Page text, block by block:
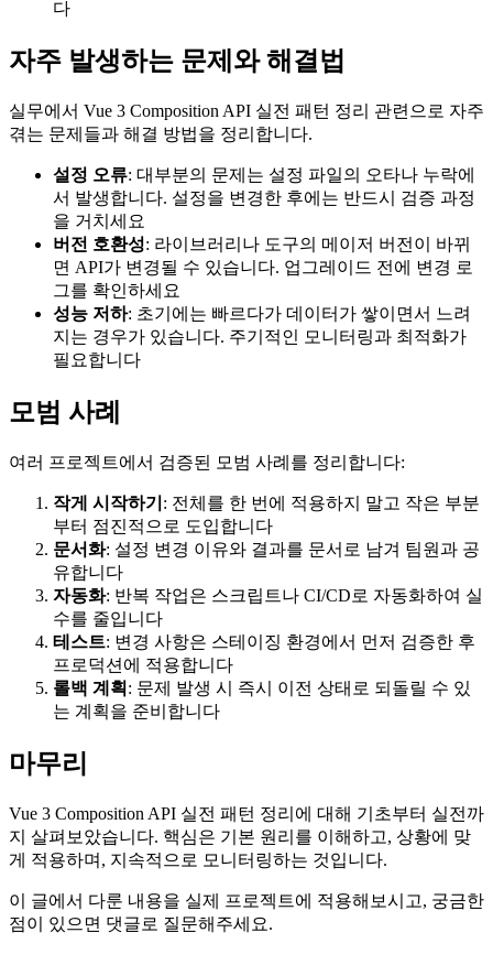
다
자주 발생하는 문제와 해결법
실무에서 Vue 3 Composition API 실전 패턴 정리 관련으로 자주
겪는 문제들과 해결 방법을 정리합니다.
설정 오류: 대부분의 문제는 설정 파일의 오타나 누락에
서 발생합니다. 설정을 변경한 후에는 반드시 검증 과정
을 거치세요
버전 호환성: 라이브러리나 도구의 메이저 버전이 바뀌
면 API가 변경될 수 있습니다. 업그레이드 전에 변경 로
그를 확인하세요
성능 저하: 초기에는 빠르다가 데이터가 쌓이면서 느려
지는 경우가 있습니다. 주기적인 모니터링과 최적화가
필요합니다
모범 사례
여러 프로젝트에서 검증된 모범 사례를 정리합니다:
작게 시작하기 : 전체를 한 번에 적용하지 말고 작은 부분
부터 점진적으로 도입합니다
문서화: 설정 변경 이유와 결과를 문서로 남겨 팀원과 공
유합니다
자동화: 반복 작업은 스크립트나 CI/CD로 자동화하여 실
수를 줄입니다
테스트: 변경 사항은 스테이징 환경에서 먼저 검증한 후
프로덕션에 적용합니다
롤백 계획 : 문제 발생 시 즉시 이전 상태로 되돌릴 수 있
는 계획을 준비합니다
마무리
Vue 3 Composition API 실전 패턴 정리에 대해 기초부터 실전까
지 살펴보았습니다. 핵심은 기본 원리를 이해하고, 상황에 맞
게 적용하며, 지속적으로 모니터링하는 것입니다.
이 글에서 다룬 내용을 실제 프로젝트에 적용해보시고, 궁금한
점이 있으면 댓글로 질문해주세요.